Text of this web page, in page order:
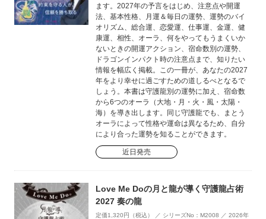
ます。2027年の予言をはじめ、注意点や開運
法、基本性格、月運＆毎日の運勢、運勢のバイ
オリズム、総合運、恋愛運、仕事運、金運、健
康運、相性、オーラ、何をやってもうまくいか
ないときの開運アクション、宿命数別の運勢、
ドラゴンインパクト時の注意点まで、知りたい
情報を幅広く掲載。この一冊が、あなたの2027
年をより幸せに過ごすための道しるべとなるで
しょう。本書は守護龍別の運勢に加え、宿命数
から6つのオーラ（大地・月・火・風・太陽・
海）を導き出します。同じ守護龍でも、まとう
オーラによって性格や運命は異なるため、自分
により合った運勢を知ることができます。
近日発売
Love Me Doの月と龍が導く守護龍占術
2027 奏の龍
定価1,320円（税込） ／ シリーズNo：M2008 ／ 2026年